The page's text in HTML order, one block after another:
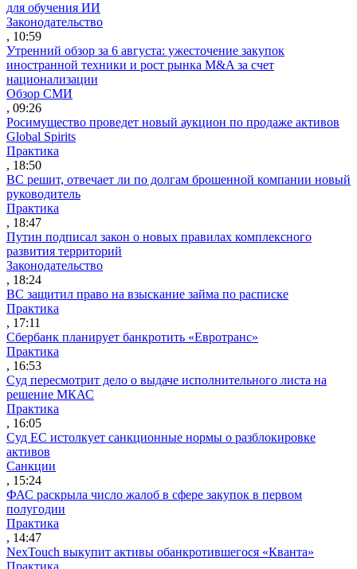
для обучения ИИ
Законодательство
, 10:59
Утренний обзор за 6 августа: ужесточение закупок
иностранной техники и рост рынка M&A за счет
национализации
Обзор СМИ
, 09:26
Росимущество проведет новый аукцион по продаже активов
Global Spirits
Практика
, 18:50
ВС решит, отвечает ли по долгам брошенной компании новый
руководитель
Практика
, 18:47
Путин подписал закон о новых правилах комплексного
развития территорий
Законодательство
, 18:24
ВС защитил право на взыскание займа по расписке
Практика
, 17:11
Сбербанк планирует банкротить «Евротранс»
Практика
, 16:53
Суд пересмотрит дело о выдаче исполнительного листа на
решение МКАС
Практика
, 16:05
Суд ЕС истолкует санкционные нормы о разблокировке
активов
Санкции
, 15:24
ФАС раскрыла число жалоб в сфере закупок в первом
полугодии
Практика
, 14:47
NexTouch выкупит активы обанкротившегося «Кванта»
Практика